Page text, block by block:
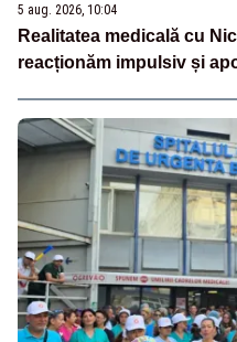
5 aug. 2026, 10:04
Realitatea medicală cu
reacționăm impulsiv și